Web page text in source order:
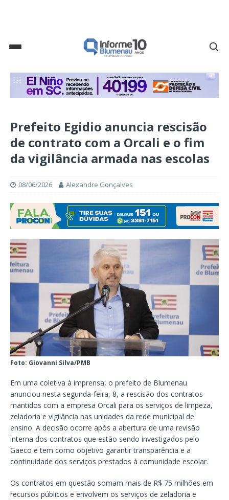
Prefeito Egidio anuncia rescisão
de contrato com a Orcali e o fim
da vigilância armada nas escolas
08/06/2026 Alexandre Gonçalves
Foto: Giovanni Silva/PMB
Em uma coletiva à imprensa, o prefeito de Blumenau
anunciou nesta segunda-feira, 8, a rescisão dos contratos
mantidos com a empresa Orcali para os serviços de limpeza,
zeladoria e vigilância nas unidades da rede municipal de
ensino. A decisão ocorre após a abertura de uma revisão
interna dos contratos que estão sendo investigados pelo
Gaeco e tem como objetivo garantir transparência e a
continuidade dos serviços prestados à comunidade escolar.
Os contratos em questão somam mais de R$ 75 milhões em
recursos públicos e envolvem os serviços de zeladoria e